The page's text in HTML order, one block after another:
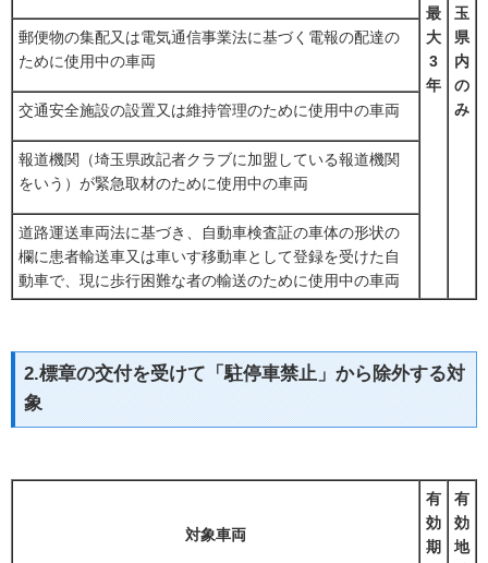
最
大
3
年
玉
県
内
の
み
郵便物の集配又は電気通信事業法に基づく電報の配達の
ために使用中の車両
交通安全施設の設置又は維持管理のために使用中の車両
報道機関（埼玉県政記者クラブに加盟している報道機関
をいう）が緊急取材のために使用中の車両
道路運送車両法に基づき、自動車検査証の車体の形状の
欄に患者輸送車又は車いす移動車として登録を受けた自
動車で、現に歩行困難な者の輸送のために使用中の車両
2.標章の交付を受けて「駐停車禁止」から除外する対
象
対象車両
有
効
期
有
効
地